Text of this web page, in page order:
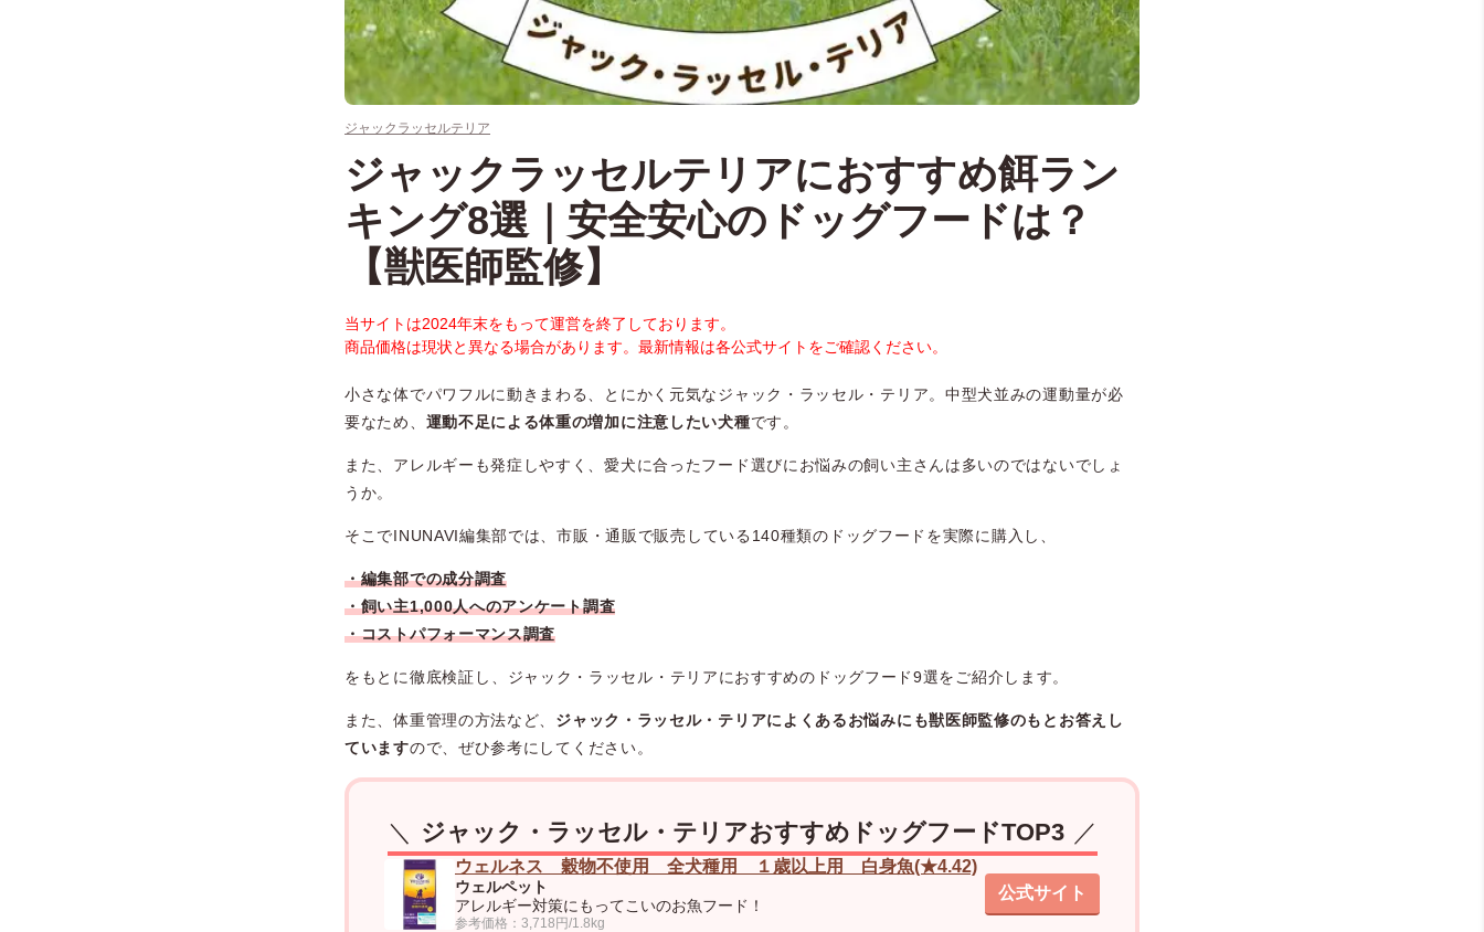
ジャックラッセルテリア
ジャックラッセルテリアにおすすめ餌ラン
キング8選｜安全安心のドッグフードは？
【獣医師監修】
当サイトは2024年末をもって運営を終了しております。
商品価格は現状と異なる場合があります。最新情報は各公式サイトをご確認ください。
小さな体でパワフルに動きまわる、とにかく元気なジャック・ラッセル・テリア。中型犬並みの運動量が必
要なため、 運動不足による体重の増加に注意したい犬種です。
また、アレルギーも発症しやすく、愛犬に合ったフード選びにお悩みの飼い主さんは多いのではないでしょ
うか。
そこでINUNAVI編集部では、市販・通販で販売している140種類のドッグフードを実際に購入し、
・編集部での成分調査
・飼い主1,000人へのアンケート調査
・コストパフォーマンス調査
をもとに徹底検証し 、ジャック・ラッセル・テリアにおすすめのドッグフード9選をご紹介します。
また、体重管理の方法など、 ジャック・ラッセル・テリアによくあるお悩みにも獣医師監修のもとお答えし
ていますので、ぜひ参考にしてください。
ジャック・ラッセル・テリアおすすめドッグフードTOP3
ウェルネス 穀物不使用 全犬種用 １歳以上用 白身魚(★4.42)
ウェルペット
アレルギー対策にもってこいのお魚フード！
参考価格：3,718円/1.8kg
公式サイト